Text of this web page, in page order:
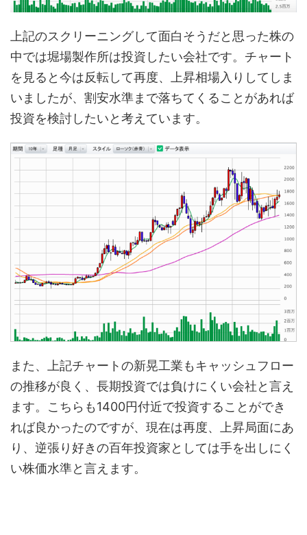
上記のスクリーニングして面白そうだと思った株の
中では堀場製作所は投資したい会社です。チャート
を見ると今は反転して再度、上昇相場入りしてしま
いましたが、割安水準まで落ちてくることがあれば
投資を検討したいと考えています。
また、上記チャートの新晃工業もキャッシュフロー
の推移が良く、長期投資では負けにくい会社と言え
ます。こちらも1400円付近で投資することができ
れば良かったのですが、現在は再度、上昇局面にあ
り、逆張り好きの百年投資家としては手を出しにく
い株価水準と言えます。